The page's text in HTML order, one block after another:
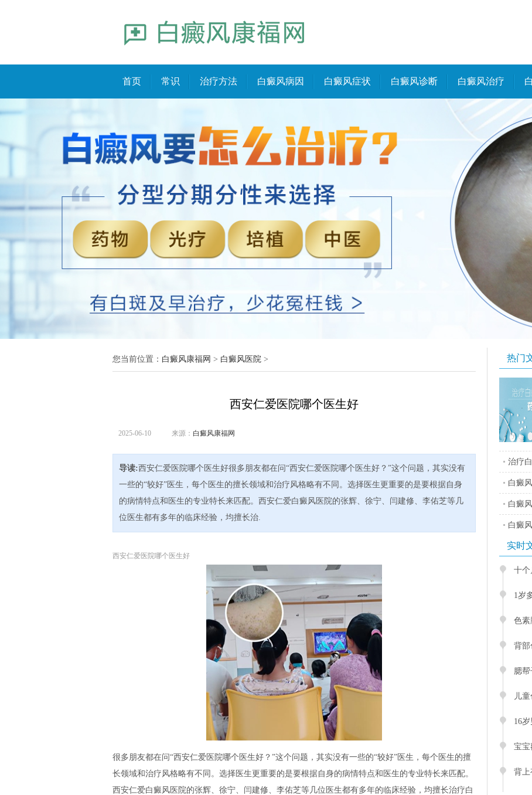
首页 常识 治疗方法 白癜风病因 白癜风症状 白癜风诊断 白癜风治疗
您当前位置： 白癜风康福网 > 白癜风医院 >
西安仁爱医院哪个医生好
2025-06-10 来源： 白癜风康福网
导读:西安仁爱医院哪个医生好很多朋友都在问“西安仁爱医院哪个医生好？”这个问题，其实没有
一些的“较好”医生，每个医生的擅长领域和治疗风格略有不同。选择医生更重要的是要根据自身
的病情特点和医生的专业特长来匹配。西安仁爱白癜风医院的张辉、徐宁、闫建修、李佑芝等几
位医生都有多年的临床经验，均擅长治.
西安仁爱医院哪个医生好
很多朋友都在问“西安仁爱医院哪个医生好？”这个问题，其实没有一些的“较好”医生，每个医生的擅
长领域和治疗风格略有不同。选择医生更重要的是要根据自身的病情特点和医生的专业特长来匹配。
西安仁爱白癜风医院的张辉、徐宁、闫建修、李佑芝等几位医生都有多年的临床经验，均擅长治疗白
热门
治疗
白癜
白癜
白癜
实时
十个
1岁
色素
背部
腮
儿
16
宝宝
背上